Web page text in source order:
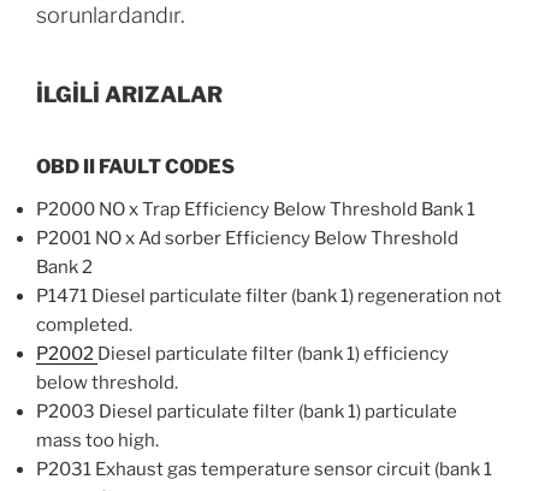
sorunlardandır.
İLGİLİ ARIZALAR
OBD II FAULT CODES
P2000 NO x Trap Efficiency Below Threshold Bank 1
P2001 NO x Ad sorber Efficiency Below Threshold
Bank 2
P1471 Diesel particulate filter (bank 1) regeneration not
completed.
P2002 Diesel particulate filter (bank 1) efficiency
below threshold.
P2003 Diesel particulate filter (bank 1) particulate
mass too high.
P2031 Exhaust gas temperature sensor circuit (bank 1